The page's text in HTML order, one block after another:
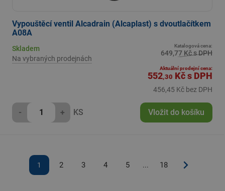
Vypouštěcí ventil Alcadrain (Alcaplast) s dvoutlačítkem
A08A
Skladem
Na vybraných prodejnách
Katalogová cena:
649,77 Kč s DPH
Aktuální prodejní cena:
552,30 Kčs DPH
456,45 Kč bez DPH
- + KS Vložit do košíku
1 2 3 4 5 ... 18